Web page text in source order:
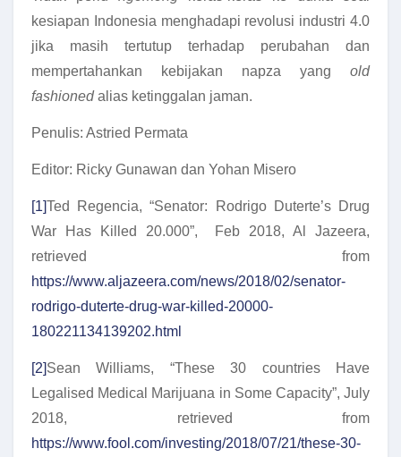
kesiapan Indonesia menghadapi revolusi industri 4.0
jika masih tertutup terhadap perubahan dan
mempertahankan kebijakan napza yang old
fashionedalias ketinggalan jaman.
Penulis: Astried Permata
Editor: Ricky Gunawan dan Yohan Misero
[1]Ted Regencia, “Senator: Rodrigo Duterte’s Drug
War Has Killed 20.000”, Feb 2018, Al Jazeera,
retrieved from
https://www.aljazeera.com/news/2018/02/senator-
rodrigo-duterte-drug-war-killed-20000-
180221134139202.html
[2]Sean Williams, “These 30 countries Have
Legalised Medical Marijuana in Some Capacity”, July
2018, retrieved from
https://www.fool.com/investing/2018/07/21/these-30-